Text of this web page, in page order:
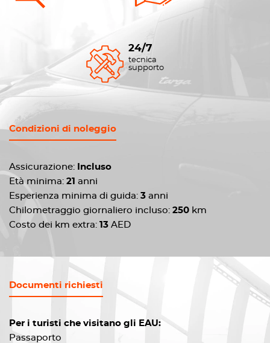
24/7
tecnica
supporto
Condizioni di noleggio
Assicurazione:
Incluso
Età minima: 21 anni
Esperienza minima di guida: 3 anni
Chilometraggio giornaliero incluso: 250 km
Costo dei km extra: 13 AED
Documenti richiesti
Per i turisti che visitano gli EAU:
Passaporto